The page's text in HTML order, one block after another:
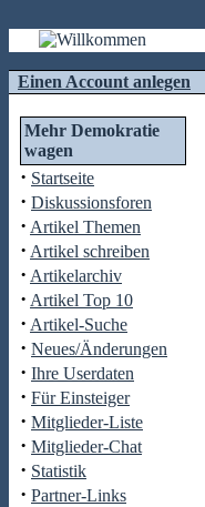
Einen Account anlegen
Mehr Demokratie
wagen
· Startseite
· Diskussionsforen
· Artikel Themen
· Artikel schreiben
· Artikelarchiv
· Artikel Top 10
· Artikel-Suche
· Neues/Änderungen
· Ihre Userdaten
· Für Einsteiger
· Mitglieder-Liste
· Mitglieder-Chat
· Statistik
· Partner-Links